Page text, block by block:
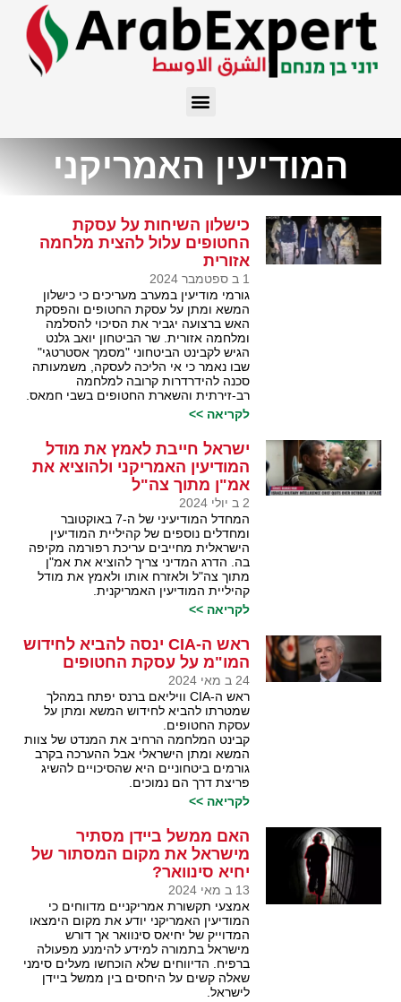
המודיעין האמריקני
כישלון השיחות על עסקת
החטופים עלול להצית מלחמה
אזורית
1 ב ספטמבר 2024
גורמי מודיעין במערב מעריכים כי כישלון
המשא ומתן על עסקת החטופים והפסקת
האש ברצועה יגביר את הסיכוי להסלמה
ומלחמה אזורית. שר הביטחון יואב גלנט
הגיש לקבינט הביטחוני "מסמך אסטרטגי"
שבו נאמר כי אי הליכה לעסקה, משמעותה
סכנה להידרדרות קרובה למלחמה
רב-זירתית והשארת החטופים בשבי חמאס.
לקריאה >>
ישראל חייבת לאמץ את מודל
המודיעין האמריקני ולהוציא את
אמ"ן מתוך צה"ל
2 ב יולי 2024
המחדל המודיעיני של ה-7 באוקטובר
ומחדלים נוספים של קהיליית המודיעין
הישראלית מחייבים עריכת רפורמה מקיפה
בה. הדרג המדיני צריך להוציא את אמ"ן
מתוך צה"ל ולאזרח אותו ולאמץ את מודל
קהיליית המודיעין האמריקנית.
לקריאה >>
ראש ה-CIA ינסה להביא לחידוש
המו"מ על עסקת החטופים
24 ב מאי 2024
ראש ה-CIA וויליאם ברנס יפתח במהלך
שמטרתו להביא לחידוש המשא ומתן על
עסקת החטופים.
קבינט המלחמה הרחיב את המנדט של צוות
המשא ומתן הישראלי אבל ההערכה בקרב
גורמים ביטחוניים היא שהסיכויים להשיג
פריצת דרך הם נמוכים.
לקריאה >>
האם ממשל ביידן מסתיר
מישראל את מקום המסתור של
יחיא סינוואר?
13 ב מאי 2024
אמצעי תקשורת אמריקניים מדווחים כי
המודיעין האמריקני יודע את מקום הימצאו
המדוייק של יחיאס סינוואר אך דורש
מישראל בתמורה למידע להימנע מפעולה
ברפיח. הדיווחים שלא הוכחשו מעלים סימני
שאלה קשים על היחסים בין ממשל ביידן
לישראל.